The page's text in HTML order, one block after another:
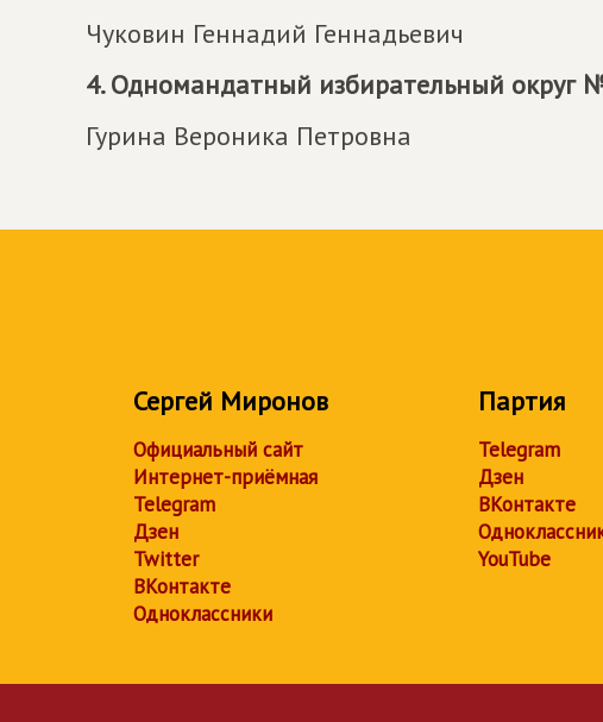
Чуковин Геннадий Геннадьевич
4. Одномандатный избирательный округ
Гурина Вероника Петровна
Сергей Миронов
Официальный сайт
Интернет-приёмная
Telegram
Дзен
Twitter
ВКонтакте
Одноклассники
Партия
Telegram
Дзен
ВКонтакте
YouTube